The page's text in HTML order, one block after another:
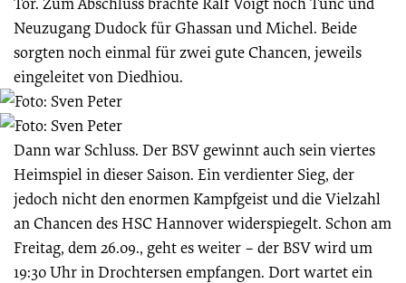
Neuzugang Dudock für Ghassan und Michel. Beide
sorgten noch einmal für zwei gute Chancen, jeweils
eingeleitet von Diedhiou.
Dann war Schluss. Der BSV gewinnt auch sein viertes
Heimspiel in dieser Saison. Ein verdienter Sieg, der
jedoch nicht den enormen Kampfgeist und die Vielzahl
an Chancen des HSC Hannover widerspiegelt. Schon am
Freitag, dem 26.09., geht es weiter – der BSV wird um
19:30 Uhr in Drochtersen empfangen. Dort wartet ein